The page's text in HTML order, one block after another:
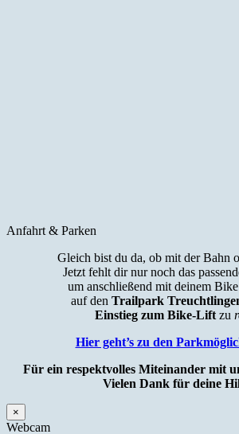
Anfahrt & Parken
Gleich bist du da, ob mit der
Jetzt fehlt dir nur noch das
um anschließend mit deinem
auf den Trailpark
Einstieg zum Bike-Liftzu
Hier geht’s zu den
Für ein respektvolles Miteinander mit
Vielen Dank für deine
×
Webcam